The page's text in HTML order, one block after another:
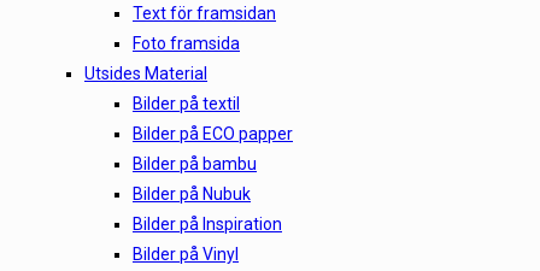
Text för framsidan
Foto framsida
Utsides Material
Bilder på textil
Bilder på ECO papper
Bilder på bambu
Bilder på Nubuk
Bilder på Inspiration
Bilder på Vinyl